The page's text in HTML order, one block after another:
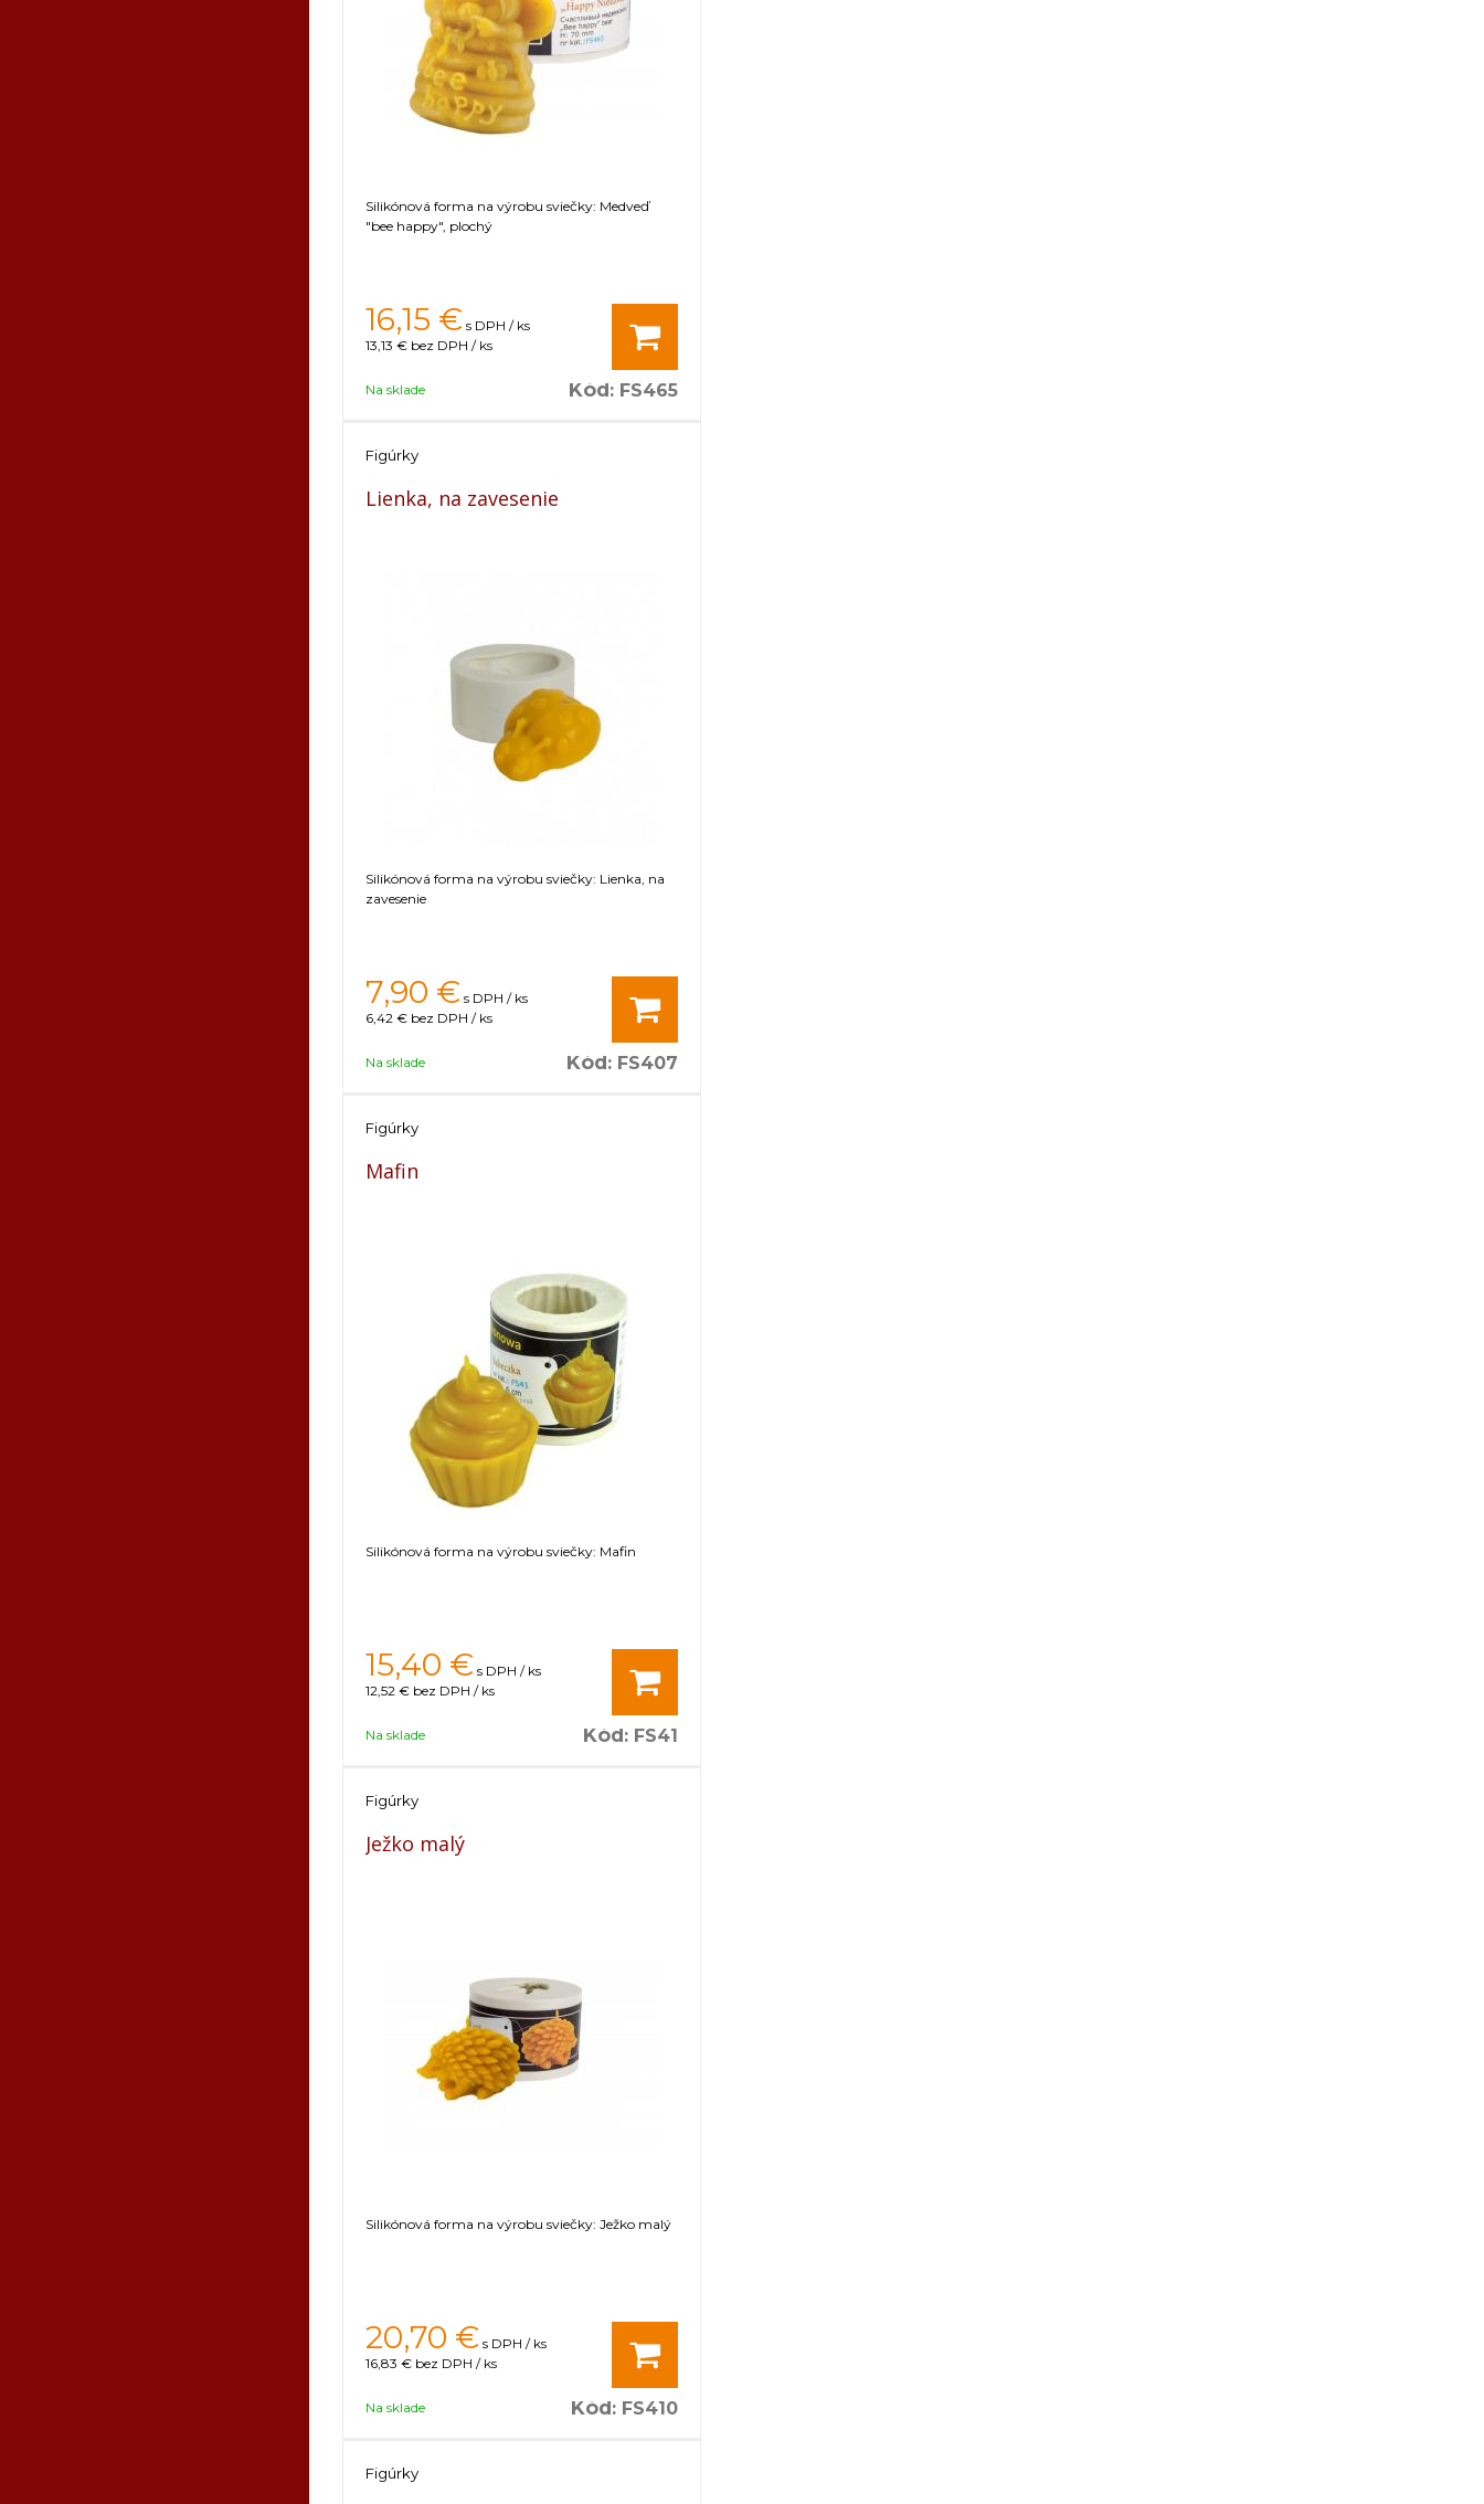
Silikónová forma na výrobu sviečky: Medveď
"bee happy", plochý
16,15 € s DPH / ks
13,13 € bez DPH / ks
Na sklade Kód: FS465
Figúrky
Lienka, na zavesenie
Silikónová forma na výrobu sviečky: Lienka, na
zavesenie
7,90 € s DPH / ks
6,42 € bez DPH / ks
Na sklade Kód: FS407
Figúrky
Mafin
Silikónová forma na výrobu sviečky: Mafin
15,40 € s DPH / ks
12,52 € bez DPH / ks
Na sklade Kód: FS41
Figúrky
Ježko malý
Silikónová forma na výrobu sviečky: Ježko malý
20,70 € s DPH / ks
16,83 € bez DPH / ks
Na sklade Kód: FS410
Figúrky